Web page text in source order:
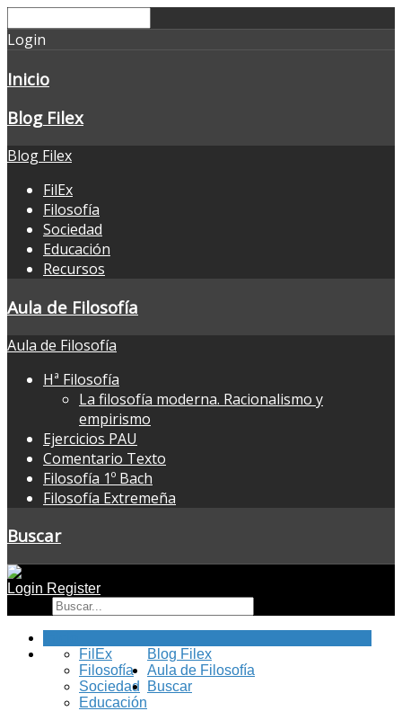
Login
Inicio
Blog Filex
Blog Filex
FilEx
Filosofía
Sociedad
Educación
Recursos
Aula de Filosofía
Aula de Filosofía
Hª Filosofía
La filosofía moderna. Racionalismo y
empirismo
Ejercicios PAU
Comentario Texto
Filosofía 1º Bach
Filosofía Extremeña
Buscar
Login Register
Blog Filex
FilEx
Filosofía
Sociedad
Educación
Aula de Filosofía
Buscar